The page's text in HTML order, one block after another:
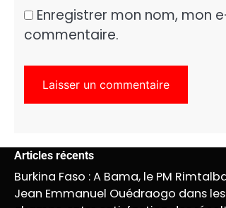
Enregistrer mon nom, mon
commentaire.
Articles récents
Burkina Faso : A Bama, le PM
Jean Emmanuel Ouédraogo dans les